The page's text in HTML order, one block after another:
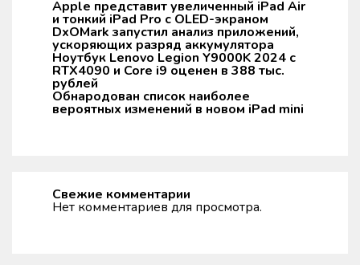
Apple представит увеличенный iPad Air
и тонкий iPad Pro с OLED-экраном
DxOMark запустил анализ приложений,
ускоряющих разряд аккумулятора
Ноутбук Lenovo Legion Y9000K 2024 с
RTX4090 и Core i9 оценен в 388 тыс.
рублей
Обнародован список наиболее
вероятных изменений в новом iPad mini
Свежие комментарии
Нет комментариев для просмотра.